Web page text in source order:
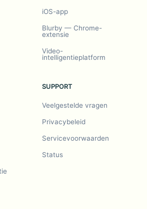
iOS-app
Blurby — Chrome-
extensie
Video-
intelligentieplatform
SUPPORT
Veelgestelde vragen
Privacybeleid
Servicevoorwaarden
Status